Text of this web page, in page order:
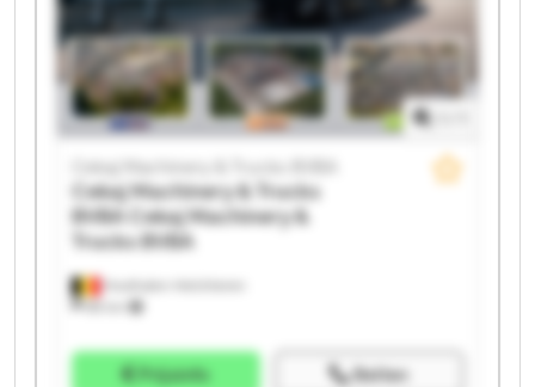
Machinery & Trucks BVBA Cekaj Machinery & Trucks
BVBA
Houthalen-Helchteren
88 km
Cekaj Machinery & Trucks BVBA
Cekaj Machinery & Trucks
BVBA
Cekaj Machinery &
Trucks BVBA
Prijsinfo Bellen